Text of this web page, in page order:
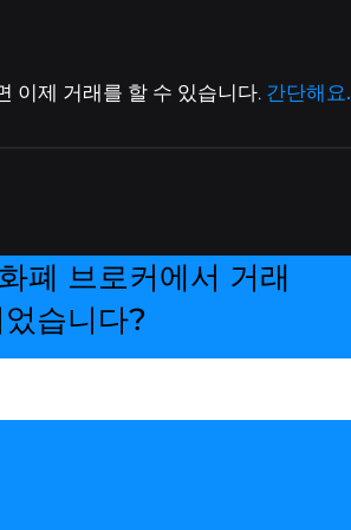
이제 거래를 할 수 있습니다. 간단해요.
폐 브로커에서 거래
습니다?